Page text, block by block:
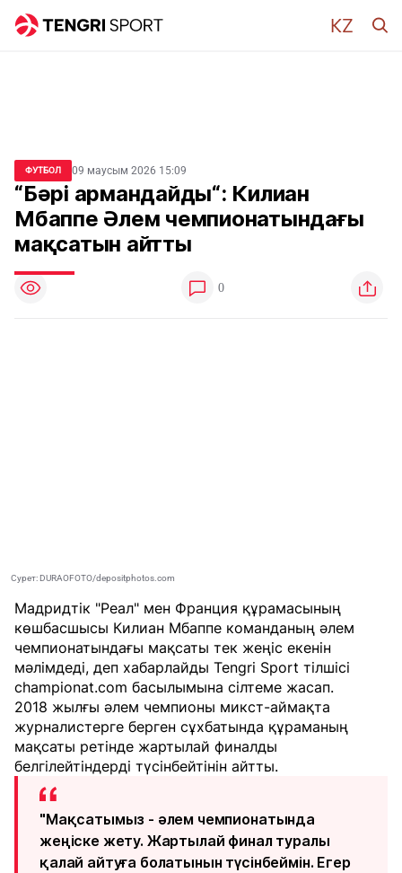
ФУТБОЛ 09 маусым 2026 15:09
“Бәрі армандайды“: Килиан
Мбаппе Әлем чемпионатындағы
мақсатын айтты
0
Сурет: DURAOFOTO/depositphotos.com
Мадридтік "Реал" мен Франция құрамасының
көшбасшысы Килиан Мбаппе команданың әлем
чемпионатындағы мақсаты тек жеңіс екенін
мәлімдеді, деп хабарлайды Tengri Sport тілшісі
championat.com басылымына сілтеме жасап.
2018 жылғы әлем чемпионы микст-аймақта
журналистерге берген сұхбатында құраманың
мақсаты ретінде жартылай финалды
белгілейтіндерді түсінбейтінін айтты.
"Мақсатымыз - әлем чемпионатында
жеңіске жету. Жартылай финал туралы
қалай айтуға болатынын түсінбеймін. Егер